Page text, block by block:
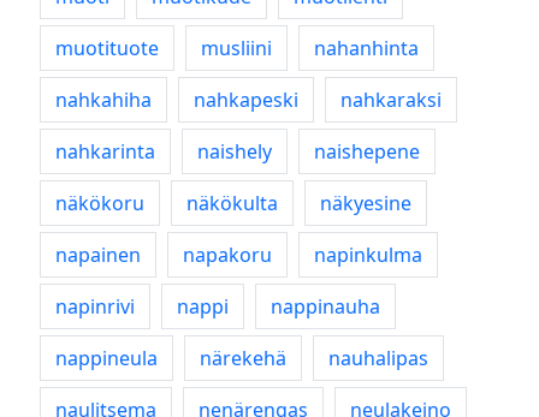
muotituote
musliini
nahanhinta
nahkahiha
nahkapeski
nahkaraksi
nahkarinta
naishely
naishepene
näkökoru
näkökulta
näkyesine
napainen
napakoru
napinkulma
napinrivi
nappi
nappinauha
nappineula
närekehä
nauhalipas
naulitsema
nenärengas neulakeino